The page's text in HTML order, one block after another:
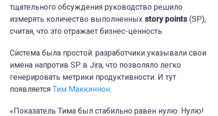
тщательного обсуждения руководство решило
измерять количество выполненных story points (SP),
считая, что это отражает бизнес-ценность.
Система была простой: разработчики указывали свои
имена напротив SP в Jira, что позволяло легко
генерировать метрики продуктивности. И тут
появляется Тим Маккиннон.
«Показатель Тима был стабильно равен нулю. Нулю!